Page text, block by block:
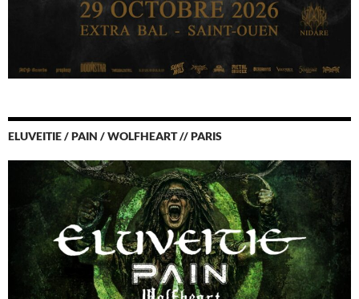
ELUVEITIE / PAIN / WOLFHEART // PARIS